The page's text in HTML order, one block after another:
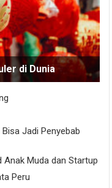
di Dunia
Jadi Penyebab
Anak Muda dan Startup
Peru